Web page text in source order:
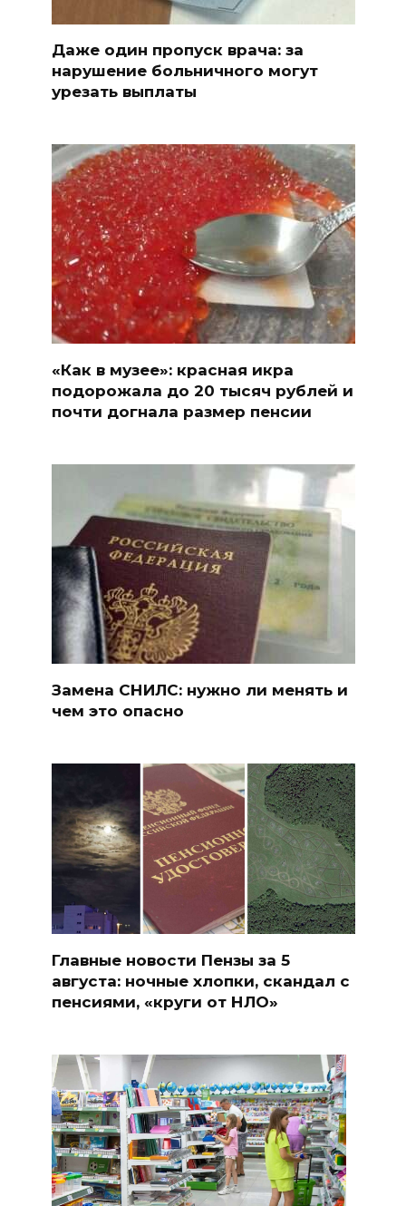
Даже один пропуск врача: за
нарушение больничного могут
урезать выплаты
«Как в музее»: красная икра
подорожала до 20 тысяч рублей и
почти догнала размер пенсии
Замена СНИЛС: нужно ли менять и
чем это опасно
Главные новости Пензы за 5
августа: ночные хлопки, скандал с
пенсиями, «круги от НЛО»